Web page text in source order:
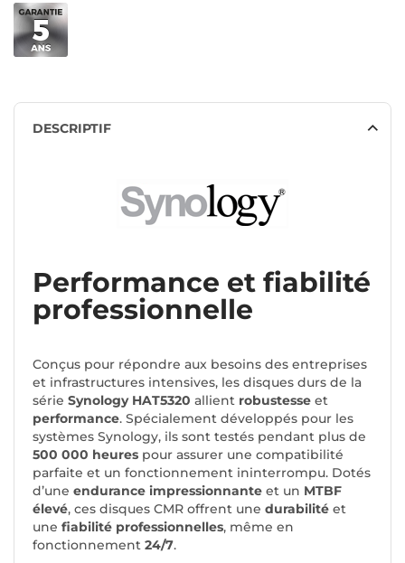
DESCRIPTIF
Performance et fiabilité
professionnelle
Conçus pour répondre aux besoins des entreprises
et infrastructures intensives, les disques durs de la
série Synology HAT5320 allient robustesse et
performance. Spécialement développés pour les
systèmes Synology, ils sont testés pendant plus de
500 000 heures pour assurer une compatibilité
parfaite et un fonctionnement ininterrompu. Dotés
d’une endurance impressionnante et un MTBF
élevé, ces disques CMR offrent une durabilité et
une fiabilité professionnelles, même en
fonctionnement 24/7.